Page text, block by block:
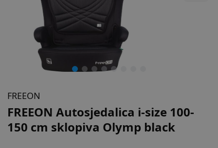
FREEON
FREEON Autosjedalica i-size 100-
150 cm sklopiva Olymp black